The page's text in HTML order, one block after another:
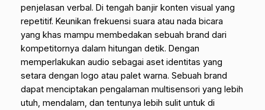
penjelasan verbal. Di tengah banjir konten visual yang
repetitif. Keunikan frekuensi suara atau nada bicara
yang khas mampu membedakan sebuah brand dari
kompetitornya dalam hitungan detik. Dengan
memperlakukan audio sebagai aset identitas yang
setara dengan logo atau palet warna. Sebuah brand
dapat menciptakan pengalaman multisensori yang lebih
utuh, mendalam, dan tentunya lebih sulit untuk di